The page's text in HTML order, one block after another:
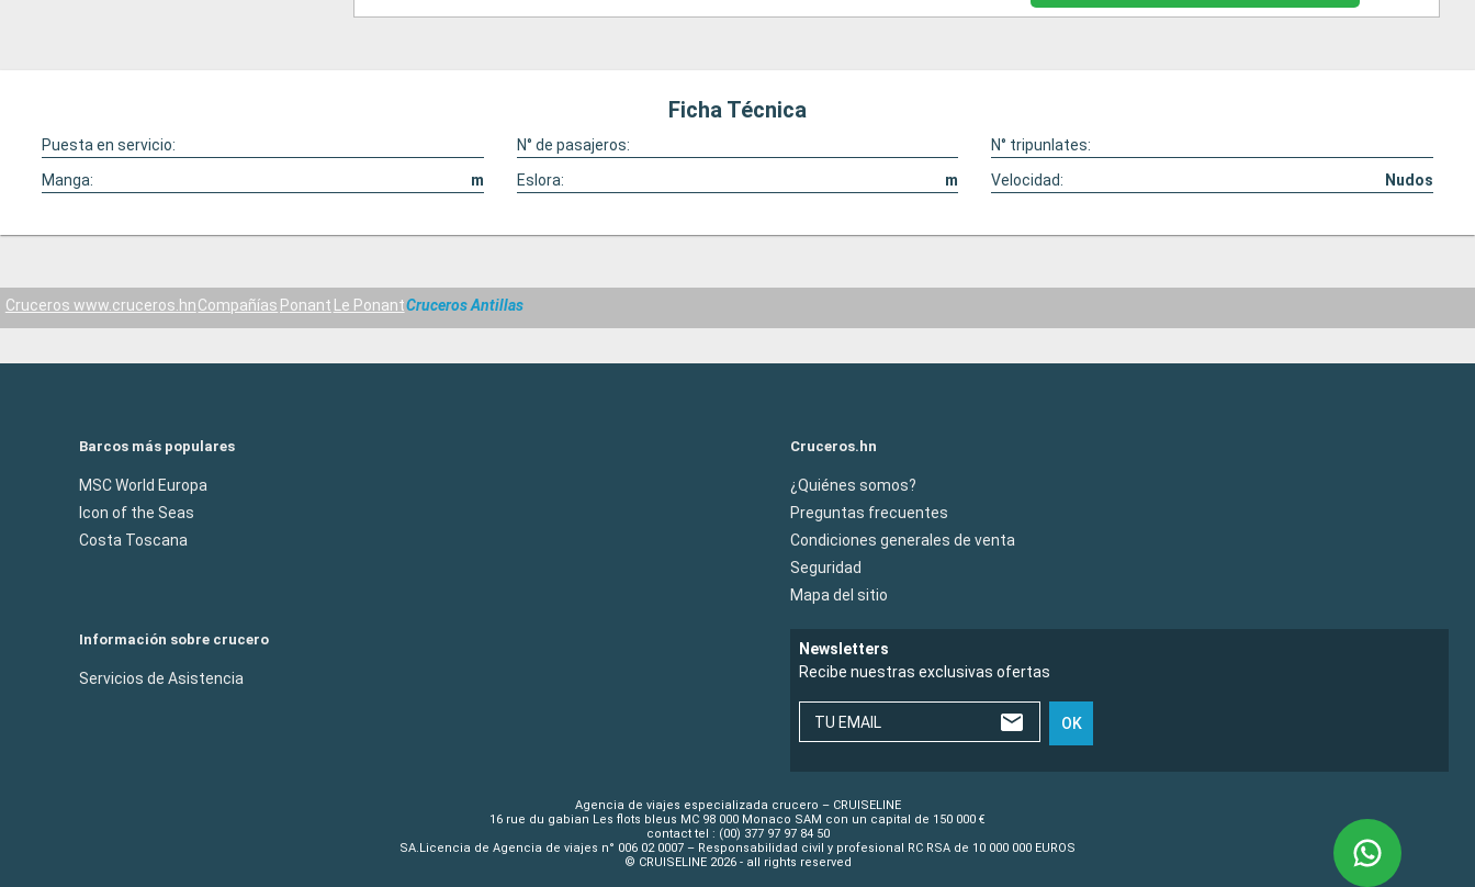
Ficha Técnica
Puesta en servicio: N° de pasajeros:
N° tripunlates:
Manga:
m Eslora: m Velocidad: Nudos
Cruceros www.cruceros.hnCompañías Ponant Le PonantCruceros Antillas
Barcos más populares
MSC World Europa
Icon of the Seas
Costa Toscana
Cruceros.hn
¿Quiénes somos?
Preguntas frecuentes
Condiciones generales de venta
Seguridad
Mapa del sitio
Información sobre crucero
Servicios de Asistencia
Newsletters
Recibe nuestras exclusivas ofertas
TU EMAIL OK
Agencia de viajes especializada crucero – CRUISELINE
16 rue du gabian Les flots bleus MC 98 000 Monaco SAM con un capital de 150 000 €
contact tel : (00) 377 97 97 84 50
SA.Licencia de Agencia de viajes n° 006 02 0007 – Responsabilidad civil y profesional RC RSA de 10 000 000 EUROS
© CRUISELINE 2026 - all rights reserved